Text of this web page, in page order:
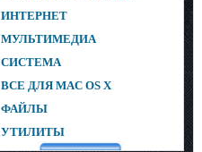
ИНТЕРНЕТ
МУЛЬТИМЕДИА
СИСТЕМА
ВСЕ ДЛЯ MAC OS X
ФАЙЛЫ
УТИЛИТЫ